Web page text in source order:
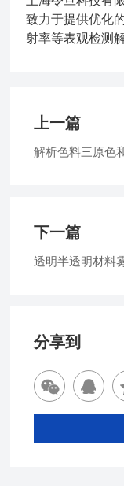
致力于提供优化
射率等表观检测
上一篇
解析色料三原色
下一篇
透明半透明材料
分享到